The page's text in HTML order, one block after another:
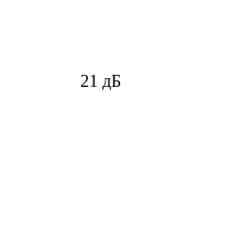
21 дБ